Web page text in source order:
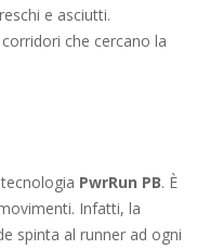
e asciutti.
che cercano la
PwrRun PB. È
Infatti, la
spinta al runner ad ogni